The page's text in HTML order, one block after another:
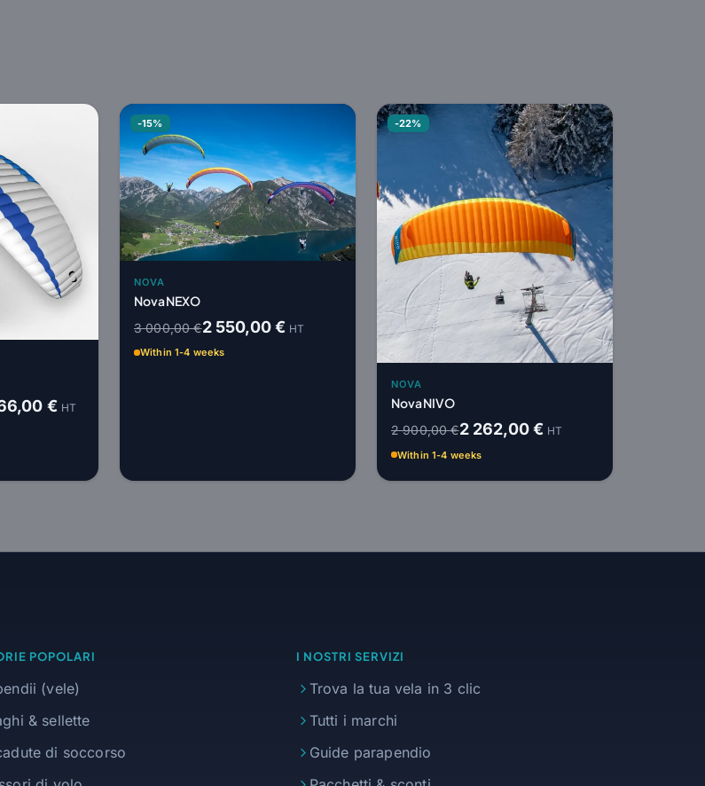
€ HT
-15%
NOVA
Nova NEXO
3 000,00 €2 550,00 € HT
Within 1-4 weeks
-22%
NOVA
Nova NIVO
2 900,00 €2 262,00 € HT
Within 1-4 weeks
POPOLARI
(vele)
& sellette
di soccorso
I NOSTRI SERVIZI
Trova la tua vela in 3 clic
Tutti i marchi
Guide parapendio